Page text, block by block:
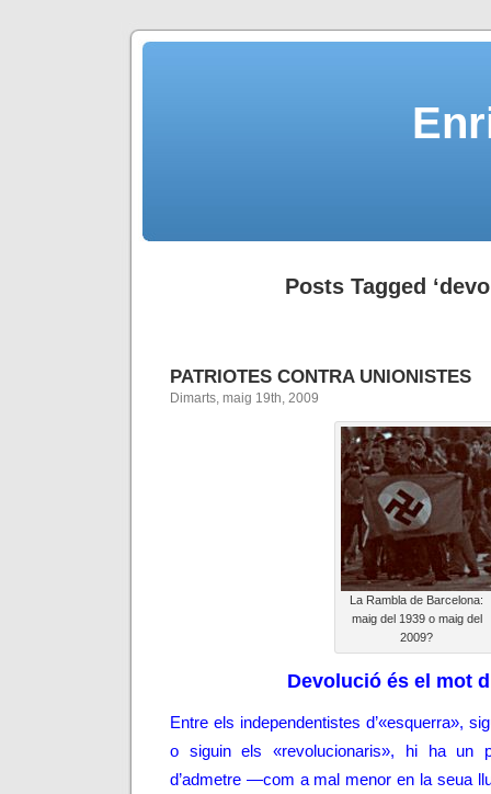
Posts Tagged
PATRIOTES CONTRA UNIONISTES
Dimarts, maig 19th, 2009
La Rambla de Barcelona:
maig del 1939 o maig del
2009?
Devolució és el mot
Entre els independentistes d’«esquerra»,
o siguin els «revolucionaris», hi ha un
d’admetre —com a mal menor en la seua